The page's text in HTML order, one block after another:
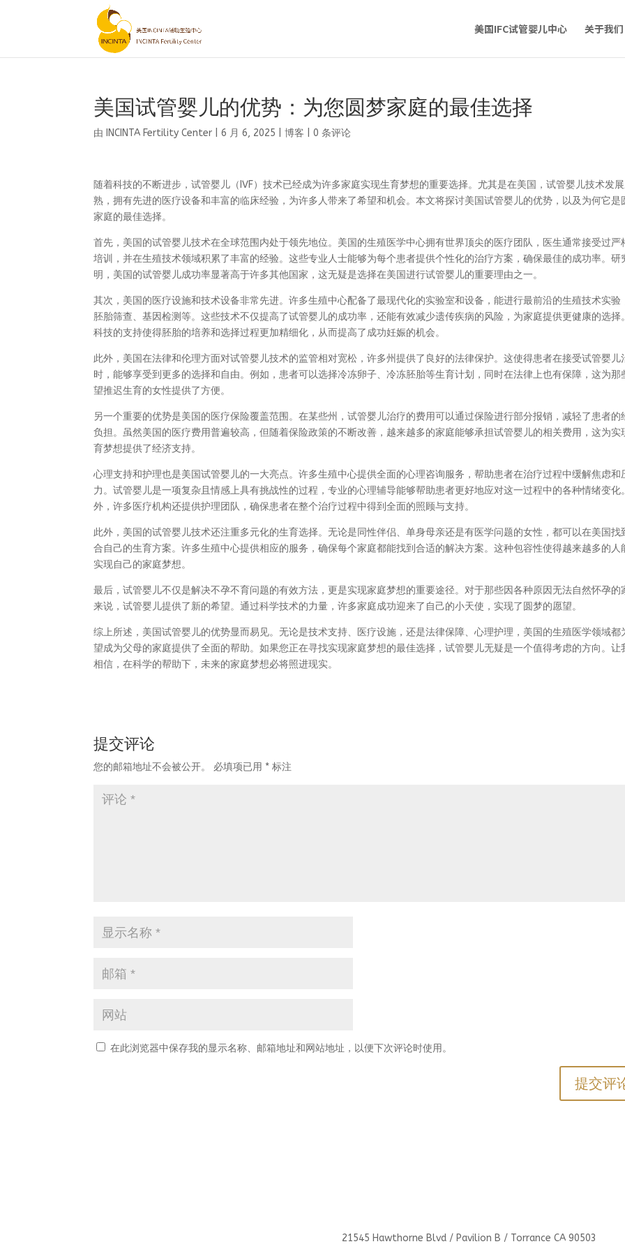
美国IFC试管婴儿中心 关于我们
美国试管婴儿的优势：为您圆梦家庭的最佳选择
由 INCINTA Fertility Center |6 月 6, 2025 |博客 |0 条评论
随着科技的不断进步，试管婴儿（IVF）技术已经成为许多家庭实现生育梦想的重要选择。尤其是在美国，试管婴儿技术发
熟，拥有先进的医疗设备和丰富的临床经验，为许多人带来了希望和机会。本文将探讨美国试管婴儿的优势，以及为何它是
家庭的最佳选择。
首先，美国的试管婴儿技术在全球范围内处于领先地位。美国的生殖医学中心拥有世界顶尖的医疗团队，医生通常接受过严
培训，并在生殖技术领域积累了丰富的经验。这些专业人士能够为每个患者提供个性化的治疗方案，确保最佳的成功率。研
明，美国的试管婴儿成功率显著高于许多其他国家，这无疑是选择在美国进行试管婴儿的重要理由之一。
其次，美国的医疗设施和技术设备非常先进。许多生殖中心配备了最现代化的实验室和设备，能进行最前沿的生殖技术实验
胚胎筛查、基因检测等。这些技术不仅提高了试管婴儿的成功率，还能有效减少遗传疾病的风险，为家庭提供更健康的选择
科技的支持使得胚胎的培养和选择过程更加精细化，从而提高了成功妊娠的机会。
此外，美国在法律和伦理方面对试管婴儿技术的监管相对宽松，许多州提供了良好的法律保护。这使得患者在接受试管婴儿
时，能够享受到更多的选择和自由。例如，患者可以选择冷冻卵子、冷冻胚胎等生育计划，同时在法律上也有保障，这为那
望推迟生育的女性提供了方便。
另一个重要的优势是美国的医疗保险覆盖范围。在某些州，试管婴儿治疗的费用可以通过保险进行部分报销，减轻了患者的
负担。虽然美国的医疗费用普遍较高，但随着保险政策的不断改善，越来越多的家庭能够承担试管婴儿的相关费用，这为实
育梦想提供了经济支持。
心理支持和护理也是美国试管婴儿的一大亮点。许多生殖中心提供全面的心理咨询服务，帮助患者在治疗过程中缓解焦虑和
力。试管婴儿是一项复杂且情感上具有挑战性的过程，专业的心理辅导能够帮助患者更好地应对这一过程中的各种情绪变化
外，许多医疗机构还提供护理团队，确保患者在整个治疗过程中得到全面的照顾与支持。
此外，美国的试管婴儿技术还注重多元化的生育选择。无论是同性伴侣、单身母亲还是有医学问题的女性，都可以在美国找
合自己的生育方案。许多生殖中心提供相应的服务，确保每个家庭都能找到合适的解决方案。这种包容性使得越来越多的人
实现自己的家庭梦想。
最后，试管婴儿不仅是解决不孕不育问题的有效方法，更是实现家庭梦想的重要途径。对于那些因各种原因无法自然怀孕的
来说，试管婴儿提供了新的希望。通过科学技术的力量，许多家庭成功迎来了自己的小天使，实现了圆梦的愿望。
综上所述，美国试管婴儿的优势显而易见。无论是技术支持、医疗设施，还是法律保障、心理护理，美国的生殖医学领域都
望成为父母的家庭提供了全面的帮助。如果您正在寻找实现家庭梦想的最佳选择，试管婴儿无疑是一个值得考虑的方向。让
相信，在科学的帮助下，未来的家庭梦想必将照进现实。
提交评论
您的邮箱地址不会被公开。 必填项已用 * 标注
在此浏览器中保存我的显示名称、邮箱地址和网站地址，以便下次评论时使用。
21545 Hawthorne Blvd / Pavilion B / Torrance CA 90503